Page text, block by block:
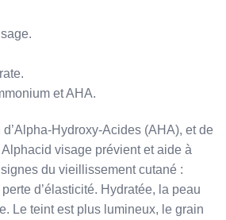
et AHA.
d’Alpha-Hydroxy-Acides (AHA), et de
Alphacid visage prévient et aide à
du vieillissement cutané :
d’élasticité. Hydratée, la peau
Le teint est plus lumineux, le grain